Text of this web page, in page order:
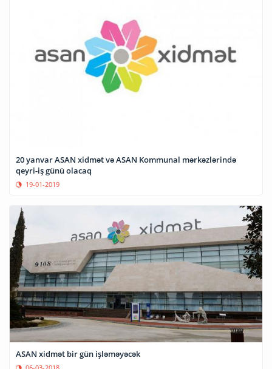
20 yanvar ASAN xidmət və ASAN Kommunal mərkəzlərində
qeyri-iş günü olacaq
19-01-2019
ASAN xidmət bir gün işləməyəcək